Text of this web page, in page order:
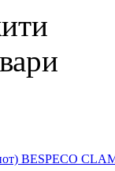
BESPECO